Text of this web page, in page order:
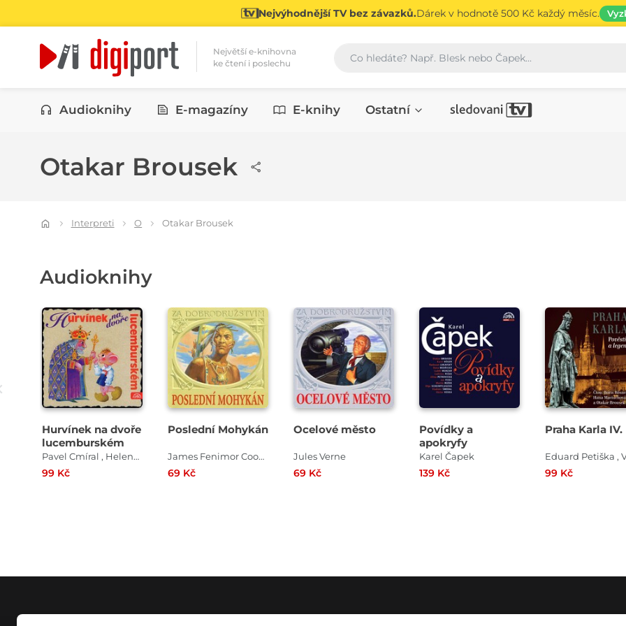
Nejvýhodnější TV bez závazků.Dárek v hodnotě 500 Kč každý měsíc.
Největší e-knihovna
ke čtení i poslechu
Vyhledávání
Kategorie
Audioknihy E-magazíny E-knihy Ostatní
Otakar Brousek
Interpreti O Otakar Brousek
Audioknihy
Hurvínek na dvoře
lucemburském
Pavel Cmíral , Helena Stachová
99 Kč
Přehrát
ukázku
Poslední Mohykán
James Fenimor Cooper
69 Kč
Přehrát
ukázku
Ocelové město
Jules Verne
69 Kč
Přehrát
ukázku
Povídky a
apokryfy
Karel Čapek
139 Kč
Přehrát
ukázku
Praha Karla IV.
99 Kč
Přehrát
ukázku